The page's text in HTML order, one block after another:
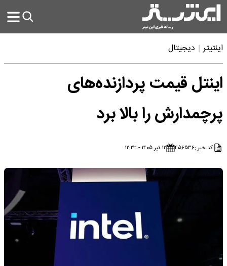
اینتیتر دیجیتال
اینتل قیمت پردازنده‌های
پرچمدارش را بالا برد
کد خبر :۴۵۶۵۳۶ ۱۲ تیر ۱۴۰۵ - ۱۲:۲۳